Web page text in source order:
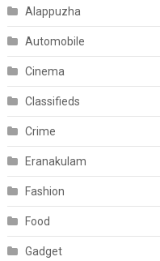
Alappuzha
Automobile
Cinema
Classifieds
Crime
Eranakulam
Fashion
Food
Gadget